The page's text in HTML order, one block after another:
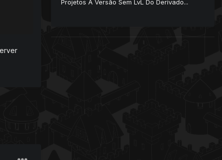
Projetos A Versão Sem LvL Do Derivado...